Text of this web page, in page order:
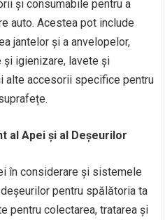
și consumabile pentru a
auto. Acestea pot include
jantelor și a anvelopelor,
și igienizare, lavete și
alte accesorii specifice pentru
al Apei și al Deșeurilor
în considerare și sistemele
pentru spălătoria ta
pentru colectarea, tratarea și